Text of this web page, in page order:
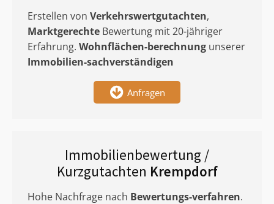
Erstellen von Verkehrswertgutachten,
Marktgerechte Bewertung mit 20-jähriger
Erfahrung. Wohnflächen-berechnung unserer
Immobilien-sachverständigen
Anfragen
Immobilienbewertung /
Kurzgutachten Krempdorf
Hohe Nachfrage nach Bewertungs-verfahren.